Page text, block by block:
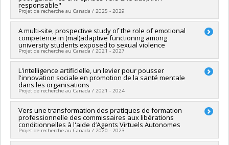
Leclerc,Catherine Herba,Natacha Godbout,Pascale Brillon
Funding sources: IRSC/Instituts de recherche en santé du
Canada
Grant programs:PVXXXXXX-(PJT) Subvention Projet
responsable"
Projet de recherche au Canada / 2025 - 2029
Lead researcher :Lyse Langlois
Co-researchers :Pierrich Plusquellec
Funding sources:FRQSC/Fonds de recherche du Québec -
Société et culture (FQRSC)
Grant programs:
A multi-site, prospective study of the role of emotional
competence in (mal)adaptive functioning among
university students exposed to sexual violence
Projet de recherche au Canada / 2021 - 2027
Funding sources:CRSH/Conseil de recherches en sciences
humaines du Canada
Grant programs:PVXXXXXX-Subvention Savoir
L'intelligence artificielle, un levier pour pousser
l'innovation sociale en promotion de la santé mentale
dans les organisations
Projet de recherche au Canada / 2021 - 2024
Lead researcher :Pierrich Plusquellec
Funding sources:Ministère Économie et Innovation
Grant programs:PVXXXXXX-Soutien aux organismes de
recherche et innovation (PSO) - Volet 2: Soutien aux projets
Vers une transformation des pratiques de formation
professionnelle des commissaires aux libérations
conditionnelles à l'aide d’Agents Virtuels Autonomes
Projet de recherche au Canada / 2020 - 2023